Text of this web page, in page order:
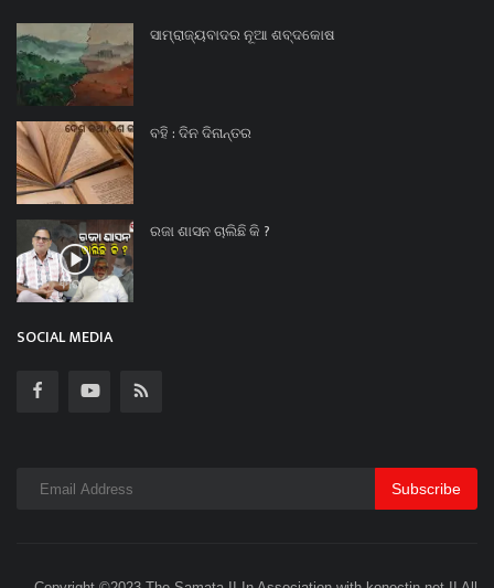
ସାମ୍ରାଜ୍ୟବାଦର ନୂଆ ଶବ୍ଦକୋଷ
ବହି : ଦିନ ଦିନାନ୍ତର
ରଜା ଶାସନ ଚାଲିଛି କି ?
SOCIAL MEDIA
Subscribe